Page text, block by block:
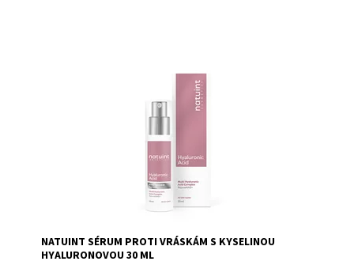
Natuint (dříve Dulcia)
NATUINT SÉRUM PROTI VRÁSKÁM S KYSELINOU
HYALURONOVOU 30 ML